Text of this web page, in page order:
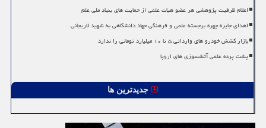
اعلام ظرفیت پژوهشی هر عضو هیات علمی از حمایت های بنیاد ملی علم
اهدای جایزه چهره برجسته علمی و فرهنگی جهاد دانشگاهی به شهید لاریجانی
بازار کشش خودرو های وارداتی ۵ تا ۱۰ میلیارد تومانی را ندارد
پشت پرده علمی آتشسوزی های اروپا
جدیدترین ها